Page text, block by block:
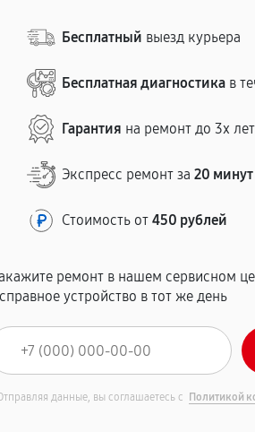
Бесплатный выезд курьера
Бесплатная диагностика в
Гарантия на ремонт до 3х лет
Экспресс ремонт за20 минут
Стоимость от450 рублей
ремонт в нашем сервисном
устройство в тот же день
данные, вы соглашаетесь с Политикой